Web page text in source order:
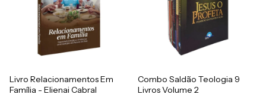
Livro Relacionamentos Em
Família - Elienai Cabral
Combo Saldão Teologia 9
Livros Volume 2